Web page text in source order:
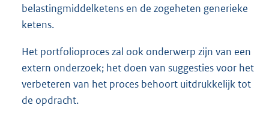
belastingmiddelketens en de zogeheten generieke
ketens.
Het portfolioproces zal ook onderwerp zijn van een
extern onderzoek; het doen van suggesties voor het
verbeteren van het proces behoort uitdrukkelijk tot
de opdracht.